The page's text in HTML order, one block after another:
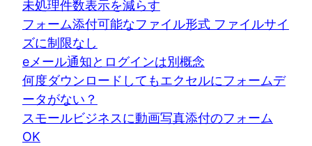
未処理件数表示を減らす
フォーム添付可能なファイル形式 ファイルサイ
ズに制限なし
eメール通知とログインは別概念
何度ダウンロードしてもエクセルにフォームデ
ータがない？
スモールビジネスに動画写真添付のフォーム
OK